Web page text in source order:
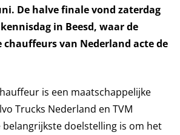
De halve finale vond zaterdag
in Beesd, waar de
chauffeurs van Nederland acte de
is een maatschappelijke
Trucks Nederland en TVM
belangrijkste doelstelling is om het